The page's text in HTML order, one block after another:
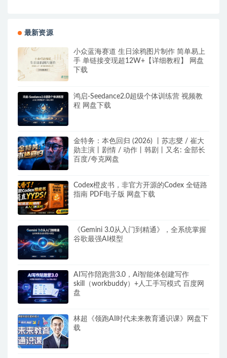
最新资源
小众蓝海赛道 生日涂鸦图片制作 简单易上
手 单链接变现超12W+【详细教程】 网盘
下载
鸿启-Seedance2.0超级个体训练营 视频教
程 网盘下载
金特务：本色回归 (2026) 丨苏志燮 / 崔大
勋主演丨剧情 / 动作丨韩剧丨又名: 金部长
百度/夸克网盘
Codex橙皮书，非官方开源的Codex 全链路
指南 PDF电子版 网盘下载
《Gemini 3.0从入门到精通》，全系统掌握
谷歌最强AI模型
AI写作陪跑营3.0，Ai智能体创建写作
skill（workbuddy）+人工手写模式 百度网
盘
林超《领跑AI时代未来教育通识课》网盘下
载